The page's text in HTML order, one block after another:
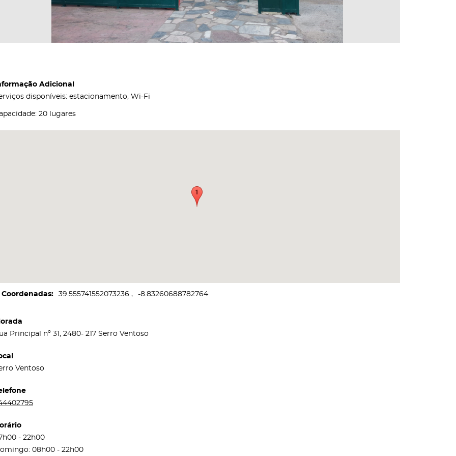
Adicional
disponíveis: estacionamento, Wi-Fi
20 lugares
Coordenadas 39.555741552073236 -8.83260688782764
Principal nº 31, 2480- 217 Serro Ventoso
Ventoso
- 22h00
08h00 - 22h00